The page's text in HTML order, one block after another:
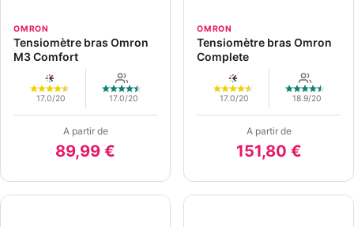
OMRON
Tensiomètre bras Omron
M3 Comfort
17.0/20 17.0/20
A partir de
89,99 €
OMRON
Tensiomètre bras Omron
Complete
17.0/20 18.9/20
A partir de
151,80 €